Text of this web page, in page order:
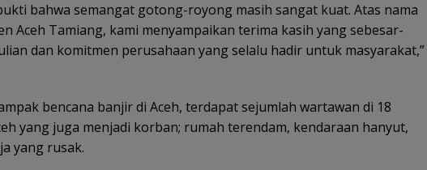
bahwa semangat gotong-royong masih sangat kuat. Atas nama
Aceh Tamiang, kami menyampaikan terima kasih yang sebesar-
dan komitmen perusahaan yang selalu hadir untuk masyarakat,”
bencana banjir di Aceh, terdapat sejumlah wartawan di 18
yang juga menjadi korban; rumah terendam, kendaraan hanyut,
yang rusak.